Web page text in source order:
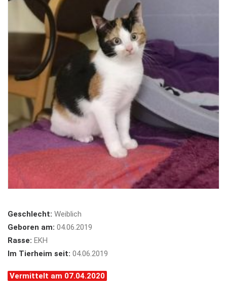
Geschlecht: Weiblich
Geboren am: 04.06.2019
Rasse: EKH
Im Tierheim seit: 04.06.2019
Vermittelt am 07.04.2020